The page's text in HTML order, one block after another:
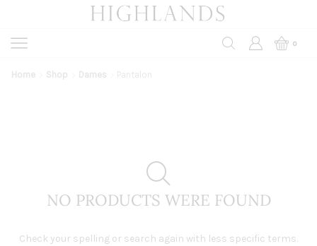
0
Home Shop Dames Pantalon
NO PRODUCTS WERE FOUND
Check your spelling or search again with less specific terms.